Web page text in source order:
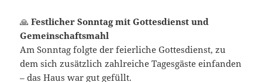
🙏Festlicher Sonntag mit Gottesdienst und
Gemeinschaftsmahl
Am Sonntag folgte der feierliche Gottesdienst, zu
dem sich zusätzlich zahlreiche Tagesgäste einfanden
– das Haus war gut gefüllt.